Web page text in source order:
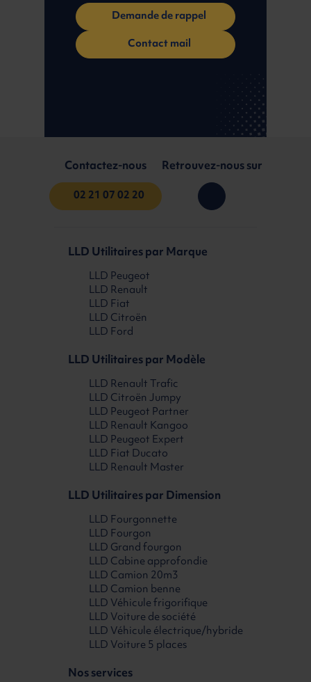
Demande de rappel
Contact mail
Contactez-nous
02 21 07 02 20
Retrouvez-nous sur
LLD Utilitaires par Marque
LLD Peugeot
LLD Renault
LLD Fiat
LLD Citroën
LLD Ford
LLD Utilitaires par Modèle
LLD Renault Trafic
LLD Citroën Jumpy
LLD Peugeot Partner
LLD Renault Kangoo
LLD Peugeot Expert
LLD Fiat Ducato
LLD Renault Master
LLD Utilitaires par Dimension
LLD Fourgonnette
LLD Fourgon
LLD Grand fourgon
LLD Cabine approfondie
LLD Camion 20m3
LLD Camion benne
LLD Véhicule frigorifique
LLD Voiture de société
LLD Véhicule électrique/hybride
LLD Voiture 5 places
Nos services